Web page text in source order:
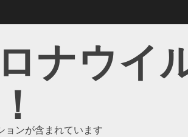
ナウイ
ョンが含まれています